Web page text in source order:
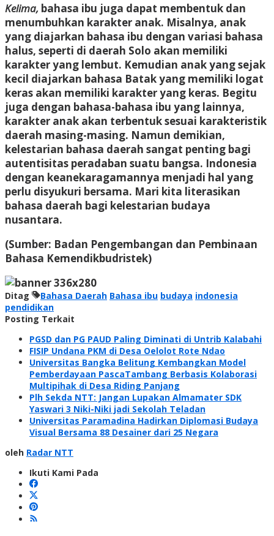
Kelima, bahasa ibu juga dapat membentuk dan
menumbuhkan karakter anak. Misalnya, anak
yang diajarkan bahasa ibu dengan variasi bahasa
halus, seperti di daerah Solo akan memiliki
karakter yang lembut. Kemudian anak yang sejak
kecil diajarkan bahasa Batak yang memiliki logat
keras akan memiliki karakter yang keras. Begitu
juga dengan bahasa-bahasa ibu yang lainnya,
karakter anak akan terbentuk sesuai karakteristik
daerah masing-masing. Namun demikian,
kelestarian bahasa daerah sangat penting bagi
autentisitas peradaban suatu bangsa. Indonesia
dengan keanekaragamannya menjadi hal yang
perlu disyukuri bersama. Mari kita literasikan
bahasa daerah bagi kelestarian budaya
nusantara.
(Sumber: Badan Pengembangan dan Pembinaan
Bahasa Kemendikbudristek)
Ditag Bahasa Daerah Bahasa ibu budaya indonesia
pendidikan
Posting Terkait
PGSD dan PG PAUD Paling Diminati di Untrib Kalabahi
FISIP Undana PKM di Desa Oelolot Rote Ndao
Universitas Bangka Belitung Kembangkan Model
Pemberdayaan PascaTambang Berbasis Kolaborasi
Multipihak di Desa Riding Panjang
Plh Sekda NTT: Jangan Lupakan Almamater SDK
Yaswari 3 Niki-Niki jadi Sekolah Teladan
Universitas Paramadina Hadirkan Diplomasi Budaya
Visual Bersama 88 Desainer dari 25 Negara
oleh Radar NTT
Ikuti Kami Pada